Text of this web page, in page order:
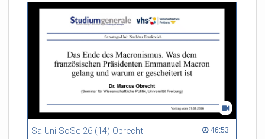
Sa-Uni SoSe 26 (14) Obrecht 46:53
46:53 duration